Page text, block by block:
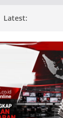
Latest: